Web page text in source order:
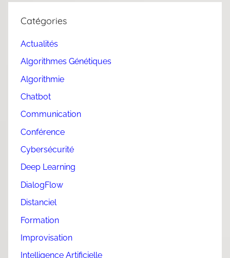
Catégories
Actualités
Algorithmes Génétiques
Algorithmie
Chatbot
Communication
Conférence
Cybersécurité
Deep Learning
DialogFlow
Distanciel
Formation
Improvisation
Intelligence Artificielle